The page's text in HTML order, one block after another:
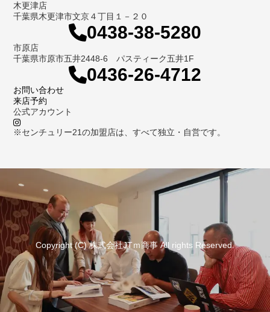
木更津店
千葉県木更津市文京４丁目１－２０
0438-38-5280
市原店
千葉県市原市五井2448-6 パスティーク五井1F
0436-26-4712
お問い合わせ
来店予約
公式アカウント
※センチュリー21の加盟店は、すべて独立・自営です。
Copyright (C) 株式会社JTｍ商事 All rights Reserved.